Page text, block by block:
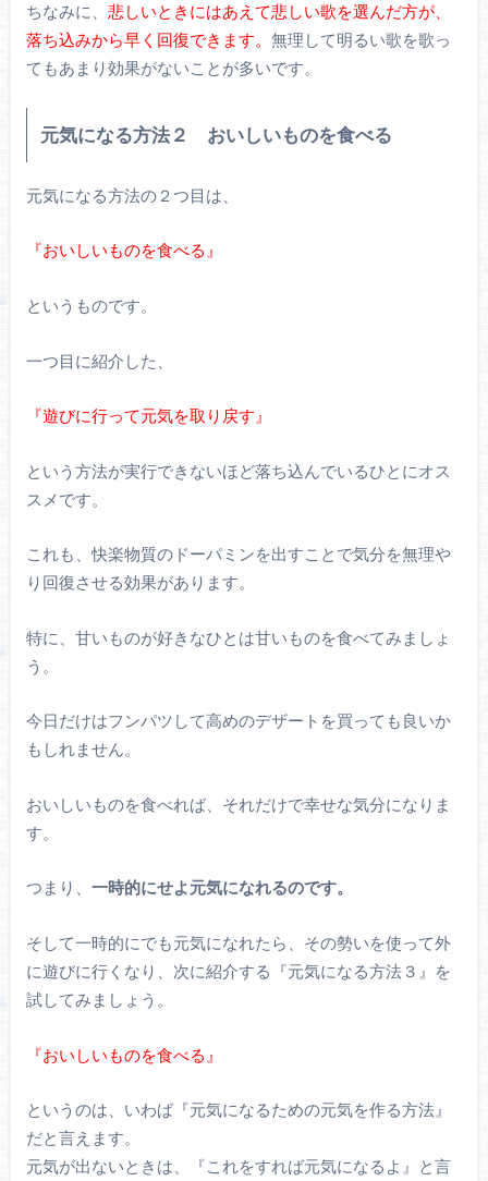
ちなみに、 悲しいときにはあえて悲しい歌を選んだ方が、
落ち込みから早く回復できます。 無理して明るい歌を歌っ
てもあまり効果がないことが多いです。
元気になる方法２ おいしいものを食べる
元気になる方法の２つ目は、
『おいしいものを食べる』
というものです。
一つ目に紹介した、
『遊びに行って元気を取り戻す』
という方法が実行できないほど落ち込んでいるひとにオス
スメです。
これも、快楽物質のドーパミンを出すことで気分を無理や
り回復させる効果があります。
特に、甘いものが好きなひとは甘いものを食べてみましょ
う。
今日だけはフンパツして高めのデザートを買っても良いか
もしれません。
おいしいものを食べれば、それだけで幸せな気分になりま
す。
つまり、 一時的にせよ元気になれるのです。
そして一時的にでも元気になれたら、その勢いを使って外
に遊びに行くなり、次に紹介する『元気になる方法３』を
試してみましょう。
『おいしいものを食べる』
というのは、いわば『元気になるための元気を作る方法』
だと言えます。
元気が出ないときは、『これをすれば元気になるよ』と言